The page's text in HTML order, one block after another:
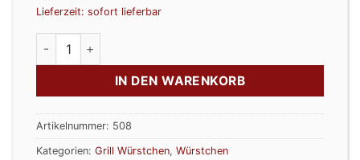
Lieferzeit: sofort lieferbar
Käsekrainer / Käsegriller Menge
IN DEN WARENKORB
Artikelnummer: 508
Kategorien: Grill Würstchen, Würstchen